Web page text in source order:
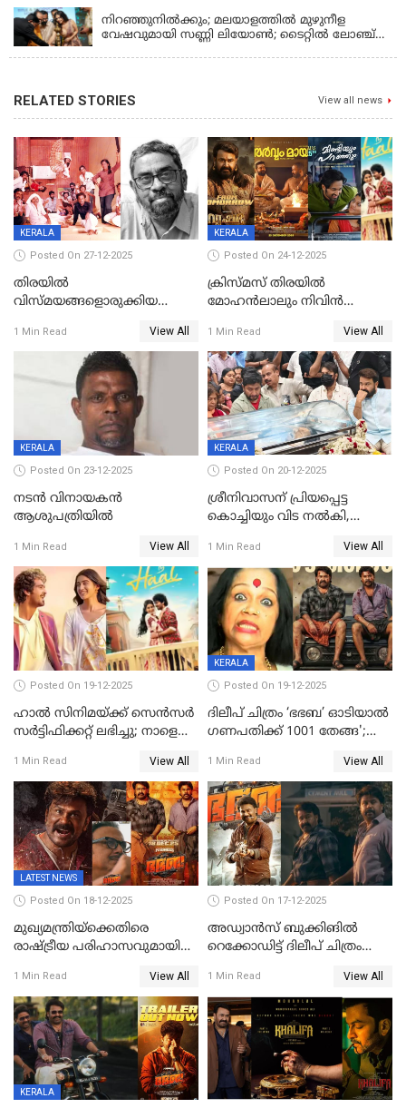
നിറഞ്ഞുനിൽക്കും; മലയാളത്തിൽ മുഴുനീള
വേഷവുമായി സണ്ണി ലിയോൺ; ടൈറ്റിൽ ലോഞ്ച്
RELATED STORIES View all news
KERALA
Posted On 27-12-2025
തിരയിൽ
വിസ്മയങ്ങളൊരുക്കിയ
ശേഖര്‍ അന്തരിച്ചു
1 Min Read View All
KERALA
Posted On 24-12-2025
ക്രിസ്മസ് തിരയിൽ
മോഹൻലാലും നിവിൻ
ഷെയ്‌നും; 200 കോടി
മുടക്കിയെത്തുന്ന
വൃഷഭയുൾപ്പെടെ കാണാം
1 Min Read View All
KERALA
Posted On 23-12-2025
നടൻ വിനായകൻ
ആശുപത്രിയിൽ
1 Min Read View All
KERALA
Posted On 20-12-2025
ശ്രീനിവാസന് പ്രിയപ്പെട്ട
കൊച്ചിയും വിട നൽകി,
സംസ്കാരം നാളെ
1 Min Read View All
Posted On 19-12-2025
ഹാല്‍ സിനിമയ്ക്ക് സെന്‍സര്‍
സര്‍ട്ടിഫിക്കറ്റ് ലഭിച്ചു; നാളെ
1 Min Read View All
KERALA
Posted On 19-12-2025
ദിലീപ് ചിത്രം ‘ഭഭബ’ ഓടിയാൽ
ഗണപതിക്ക് 1001 തേങ്ങ';
1 Min Read View All
LATEST NEWS
Posted On 18-12-2025
മുഖ്യമന്ത്രിയ്ക്കെതിരെ
രാഷ്ട്രീയ പരിഹാസവുമായി
1 Min Read View All
Posted On 17-12-2025
അഡ്വാൻസ് ബുക്കിങിൽ
റെക്കോഡിട്ട് ദിലീപ് ചിത്രം
റെക്കോർഡ് വിൽപ്പന;
മണിക്കൂറില്‍ വിറ്റത്
1000ത്തിന് മുകളിൽ ടിക്കറ്റ്
1 Min Read View All
KERALA